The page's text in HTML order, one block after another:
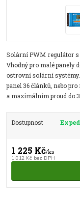
Solární PWM regulátor s
Vhodný pro malé panely
ostrovní solární
panel 36 článků, nebo
a maximálním proud do
Dostupnost
1 225 Kč/ks
1 012 Kč bez DPH